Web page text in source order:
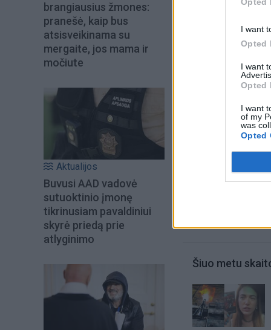
I want
Opted
I want
Opted
I want
of my
was
Opted
brangiausius žmones:
pranešė, kaip bus
atsisveikinama su
mergaite, jos mama ir
močiute
Aktualijos
Buvusi AAD vadovė
sutuoktinio įmonę
tikrinusiam pavaldiniui
skyrė priedą prie
atlyginimo
jaustis saugūs,
įstaigose tikrai
Šiuo metu